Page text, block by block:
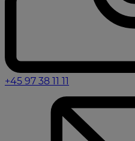
+45 97 38 11 11